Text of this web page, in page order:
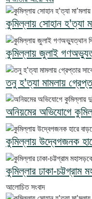
কুমিল্লায় সোহান হ'ত্যা
কুমিল্লায় জুলাই
তনু হ'ত্যা মামলায়
অনিয়মের অভিযোগে
কুমিল্লায় উদ্বেগজনক
কুমিল্লার ঢাকা-চট্টগ্রাম
আলোচিত সংবাদ